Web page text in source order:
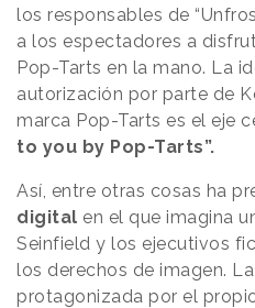
los responsables de
a los espectadores a
Pop-Tarts en la mano. La
autorización por parte de
marca Pop-Tarts es el eje
to you by Pop-Tarts”.
Así, entre otras cosas ha
digital en el que imagina
Seinfield y los ejecutivos
los derechos de imagen.
protagonizada por el